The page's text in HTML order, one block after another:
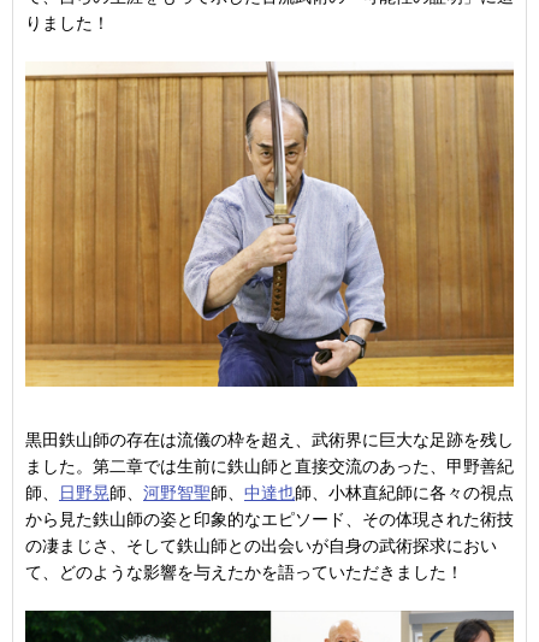
りました！
黒田鉄山師の存在は流儀の枠を超え、武術界に巨大な足跡を残し
ました。第二章では生前に鉄山師と直接交流のあった、甲野善紀
師、 日野晃師、 河野智聖師、 中達也師、小林直紀師に各々の視点
から見た鉄山師の姿と印象的なエピソード、その体現された術技
の凄まじさ、そして鉄山師との出会いが自身の武術探求におい
て、どのような影響を与えたかを語っていただきました！